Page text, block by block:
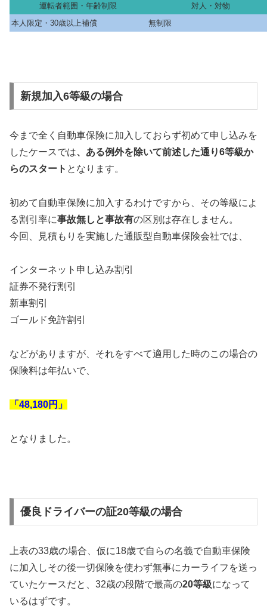
運転者範囲・年齢制限
対人・対物
本人限定・30歳以上補償
無制限
新規加入6等級の場合
今まで全く自動車保険に加入しておらず初めて申し込みを
したケースでは、ある例外を除いて前述した通り6等級か
らのスタート となります。
初めて自動車保険に加入するわけですから、その等級によ
る割引率に事故無しと事故有の区別は存在しません。
今回、見積もりを実施した通販型自動車保険会社では、
インターネット申し込み割引
証券不発行割引
新車割引
ゴールド免許割引
などがありますが、それをすべて適用した時のこの場合の
保険料は年払いで、
「48,180円」
となりました。
優良ドライバーの証20等級の場合
上表の33歳の場合、仮に18歳で自らの名義で自動車保険
に加入しその後一切保険を使わず無事にカーライフを送っ
ていたケースだと、32歳の段階で最高の20等級になって
いるはずです。